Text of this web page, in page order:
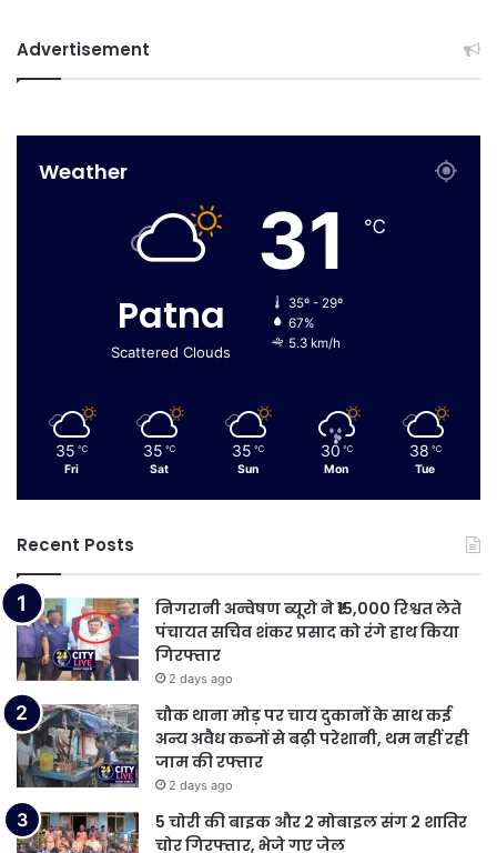
Advertisement
Weather
Patna
Scattered Clouds
31 ℃
35º - 29º
67%
5.3 km/h
35 ℃
Fri
35 ℃
Sat
35 ℃
Sun
30 ℃
Mon
38 ℃
Tue
Recent Posts
निगरानी अन्वेषण ब्यूरो ने ₹15,000 रिश्वत लेते
पंचायत सचिव शंकर प्रसाद को रंगे हाथ किया
गिरफ्तार
2 days ago
चौक थाना मोड़ पर चाय दुकानों के साथ कई
अन्य अवैध कब्जों से बढ़ी परेशानी, थम नहीं रही
जाम की रफ्तार
2 days ago
5 चोरी की बाइक और 2 मोबाइल संग 2 शातिर
चोर गिरफ्तार, भेजे गए जेल